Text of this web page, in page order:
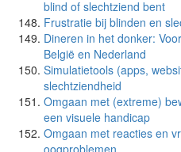
blind of slechtziend bent
Frustratie bij blinden en
Dineren in het donker:
België en Nederland
Simulatietools (apps,
slechtziendheid
Omgaan met (extreme)
een visuele handicap
Omgaan met reacties en
oogproblemen